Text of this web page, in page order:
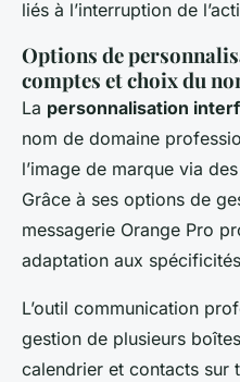
liés à l’interruption de
Options de
comptes et choix du
La personnalisation
nom de domaine
l’image de marque via
Grâce à ses options de
messagerie Orange Pro
adaptation aux
L’outil communication
gestion de plusieurs
calendrier et contacts sur